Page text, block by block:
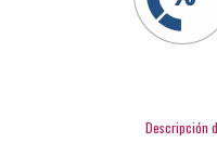
Descripción